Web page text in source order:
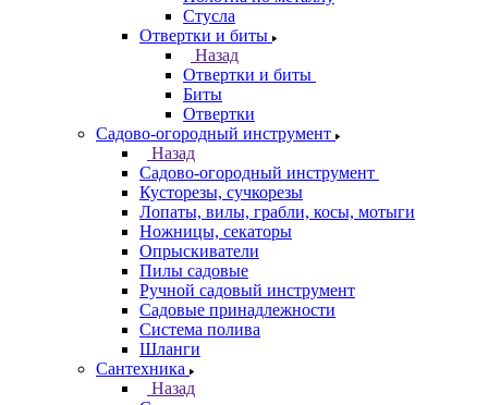
Стусла
Отвертки и биты
Назад
Отвертки и биты
Биты
Отвертки
Садово-огородный инструмент
Назад
Садово-огородный инструмент
Кусторезы, сучкорезы
Лопаты, вилы, грабли, косы, мотыги
Ножницы, секаторы
Опрыскиватели
Пилы садовые
Ручной садовый инструмент
Садовые принадлежности
Система полива
Шланги
Сантехника
Назад